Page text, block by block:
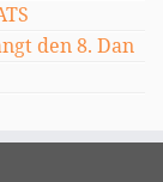
den 8. Dan